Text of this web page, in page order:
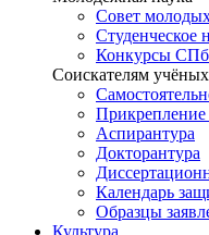
Совет
Студенческое
Конкурсы
Соискателям
Прикрепление
Аспирантура
Докторантура
Календарь
Образцы
Культура